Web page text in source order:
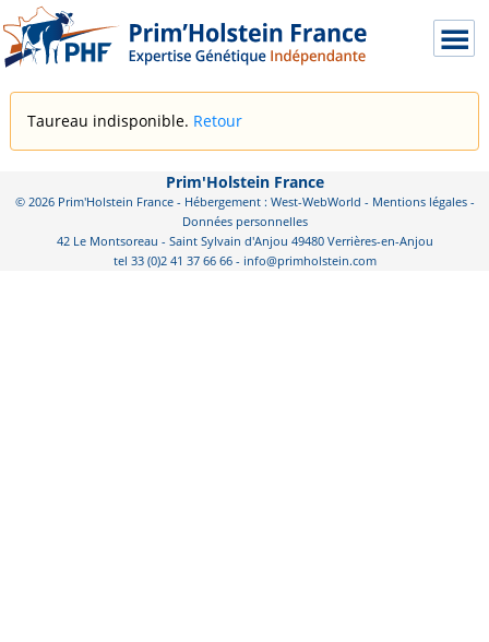
Taureau indisponible. Retour
Prim'Holstein France
© 2026 Prim'Holstein France - Hébergement : West-WebWorld - Mentions légales-
Données personnelles
42 Le Montsoreau - Saint Sylvain d'Anjou 49480 Verrières-en-Anjou
tel 33 (0)2 41 37 66 66 - info@primholstein.com